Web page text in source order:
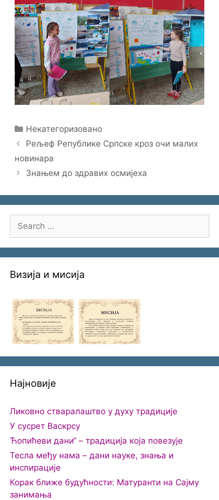
Categories
Некатегоризовано
Рељеф Републике Српске кроз очи малих
новинара
Знањем до здравих осмијеха
for:
Визија и мисија
Најновије
Ликовно стваралаштво у духу традиције
У сусрет Васкрсу
Ћопићеви дани“ – традиција која повезује
Тесла међу нама – дани науке, знања и
инспирације
Корак ближе будућности: Матуранти на Сајму
занимања